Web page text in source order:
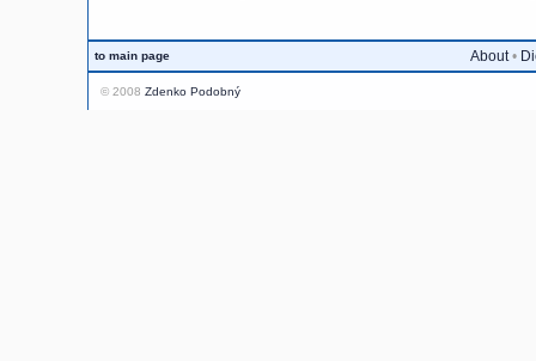
to main page About•
© 2008 Zdenko Podobný